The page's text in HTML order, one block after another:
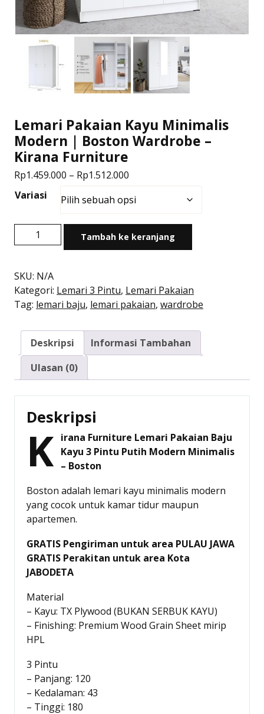
Lemari Pakaian Kayu Minimalis
Modern | Boston Wardrobe –
Kirana Furniture
Rp1.459.000 – Rp1.512.000
Rp1.459.000
Rp1.512.000
Variasi
Kuantitas
Lemari
Kayu
Minimalis
Modern
Boston
Wardrobe
–
Kirana
Tambah ke keranjang
SKU: N/A
Kategori: Lemari 3 Pintu, Lemari Pakaian
Tag: lemari baju, lemari pakaian, wardrobe
Deskripsi
Informasi Tambahan
Ulasan (0)
Deskripsi
K irana Furniture Lemari Pakaian Baju
Kayu 3 Pintu Putih Modern Minimalis
– Boston
Boston adalah lemari kayu minimalis modern
yang cocok untuk kamar tidur maupun
apartemen.
GRATIS Pengiriman untuk area PULAU JAWA
GRATIS Perakitan untuk area Kota
JABODETA
Material
– Kayu: TX Plywood (BUKAN SERBUK KAYU)
– Finishing: Premium Wood Grain Sheet mirip
HPL
3 Pintu
– Panjang: 120
– Kedalaman: 43
– Tinggi: 180